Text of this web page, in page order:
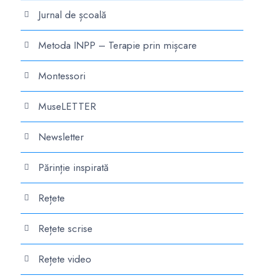
Jurnal de școală
Metoda INPP – Terapie prin mișcare
Montessori
MuseLETTER
Newsletter
Părinție inspirată
Rețete
Rețete scrise
Rețete video